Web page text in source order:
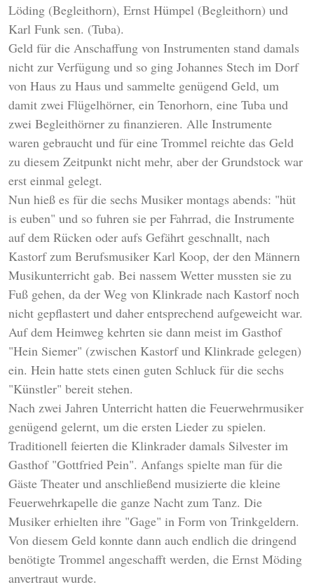
Löding (Begleithorn), Ernst Hümpel (Begleithorn) und
Karl Funk sen. (Tuba).
Geld für die Anschaffung von Instrumenten stand damals
nicht zur Verfügung und so ging Johannes Stech im Dorf
von Haus zu Haus und sammelte genügend Geld, um
damit zwei Flügelhörner, ein Tenorhorn, eine Tuba und
zwei Begleithörner zu finanzieren. Alle Instrumente
waren gebraucht und für eine Trommel reichte das Geld
zu diesem Zeitpunkt nicht mehr, aber der Grundstock war
erst einmal gelegt.
Nun hieß es für die sechs Musiker montags abends: "hüt
is euben" und so fuhren sie per Fahrrad, die Instrumente
auf dem Rücken oder aufs Gefährt geschnallt, nach
Kastorf zum Berufsmusiker Karl Koop, der den Männern
Musikunterricht gab. Bei nassem Wetter mussten sie zu
Fuß gehen, da der Weg von Klinkrade nach Kastorf noch
nicht gepflastert und daher entsprechend aufgeweicht war.
Auf dem Heimweg kehrten sie dann meist im Gasthof
"Hein Siemer" (zwischen Kastorf und Klinkrade gelegen)
ein. Hein hatte stets einen guten Schluck für die sechs
"Künstler" bereit stehen.
Nach zwei Jahren Unterricht hatten die Feuerwehrmusiker
genügend gelernt, um die ersten Lieder zu spielen.
Traditionell feierten die Klinkrader damals Silvester im
Gasthof "Gottfried Pein". Anfangs spielte man für die
Gäste Theater und anschließend musizierte die kleine
Feuerwehrkapelle die ganze Nacht zum Tanz. Die
Musiker erhielten ihre "Gage" in Form von Trinkgeldern.
Von diesem Geld konnte dann auch endlich die dringend
benötigte Trommel angeschafft werden, die Ernst Möding
anvertraut wurde.